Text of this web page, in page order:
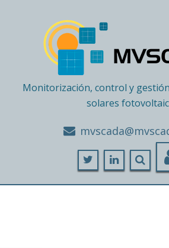
Monitorización, control y
solares